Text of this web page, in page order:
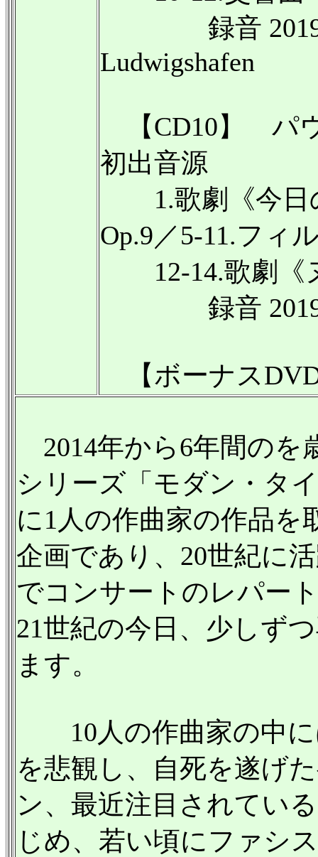
録音 2019年
Ludwigshafen
【CD10】 パウ
初出音源
1.歌劇《今日
Op.9／5-11.フィ
12-14.歌劇《
録音 2019年
【ボーナス
2014年から6年間のを
シリーズ「モダン・タ
に1人の作曲家の作品を
企画であり、20世紀に
でコンサートのレパー
21世紀の今日、少しず
ます。
10人の作曲家の中に
を悲観し、自死を遂げ
ン、最近注目されてい
じめ、若い頃にファシ